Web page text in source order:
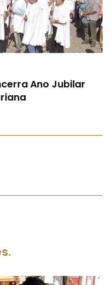
Ano Jubilar